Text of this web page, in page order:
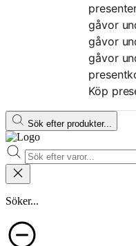
gåvor
gåvor
gåvor
Köp
Sök efter produkter...
Söker...